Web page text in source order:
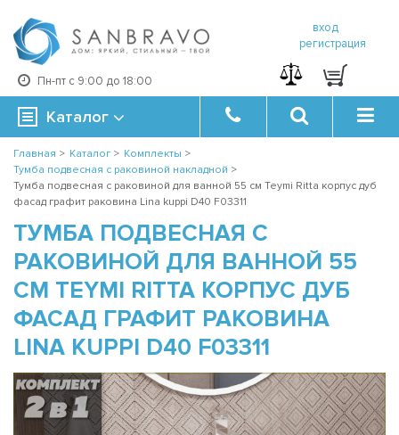
Пн-пт с 9:00 до 18:00
вход
регистрация
Каталог
Главная > Каталог > Комплекты >
Тумба подвесная с раковиной накладной >
Тумба подвесная с раковиной для ванной 55 см Teymi Ritta корпус дуб
фасад графит раковина Lina kuppi D40 F03311
ТУМБА ПОДВЕСНАЯ С
РАКОВИНОЙ ДЛЯ ВАННОЙ 55
СМ TEYMI RITTA КОРПУС ДУБ
ФАСАД ГРАФИТ РАКОВИНА
LINA KUPPI D40 F03311